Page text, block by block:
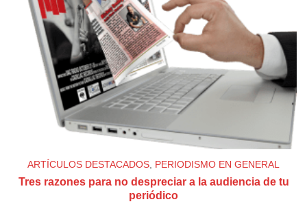
ARTÍCULOS DESTACADOS PERIODISMO EN GENERAL
Tres razones para no despreciar a la audiencia de tu
periódico